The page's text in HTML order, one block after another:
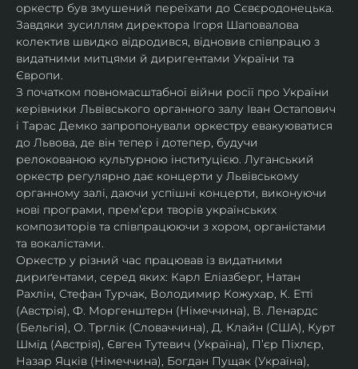
оркестр був змушений переїхати до Сєвєродонецька.
Завдяки зусиллям директора Ігоря Шаповалова
колектив швидко відродився, відновив співпрацю з
видатними митцями й диригентами України та
Європи.
З початком повномасштабної війни росії про України
керівники Львівського органного залу Іван Остапович
і Тарас Демко запропонували оркестру евакуюватися
до Львова, де він тепер і дотепер, будучи
релокованою культурною інституцією. Луганський
оркестр регулярно дає концерти у Львівському
органному залі, даючи успішні концерти, виконуючи
нові програми, прем’єри творів українських
композиторів та співпрацюючи з хором, органістами
та вокалістами.
Оркестр у різний час працював із видатними
дириґентами, серед яких: Карл Еліазберг, Натан
Рахлін, Стефан Турчак, Володимир Кожухар, К. Етті
(Австрія), Ф. Моргенштерн (Німеччина), В. Ленардс
(Бельгія), О. Трглік (Словаччина), Д. Клайн (США), Курт
Шмід (Австрія), Євген Тутевич (Україна), П’єр Піхлєр,
Назар Яцків (Німеччина), Богдан Пущак (Україна),